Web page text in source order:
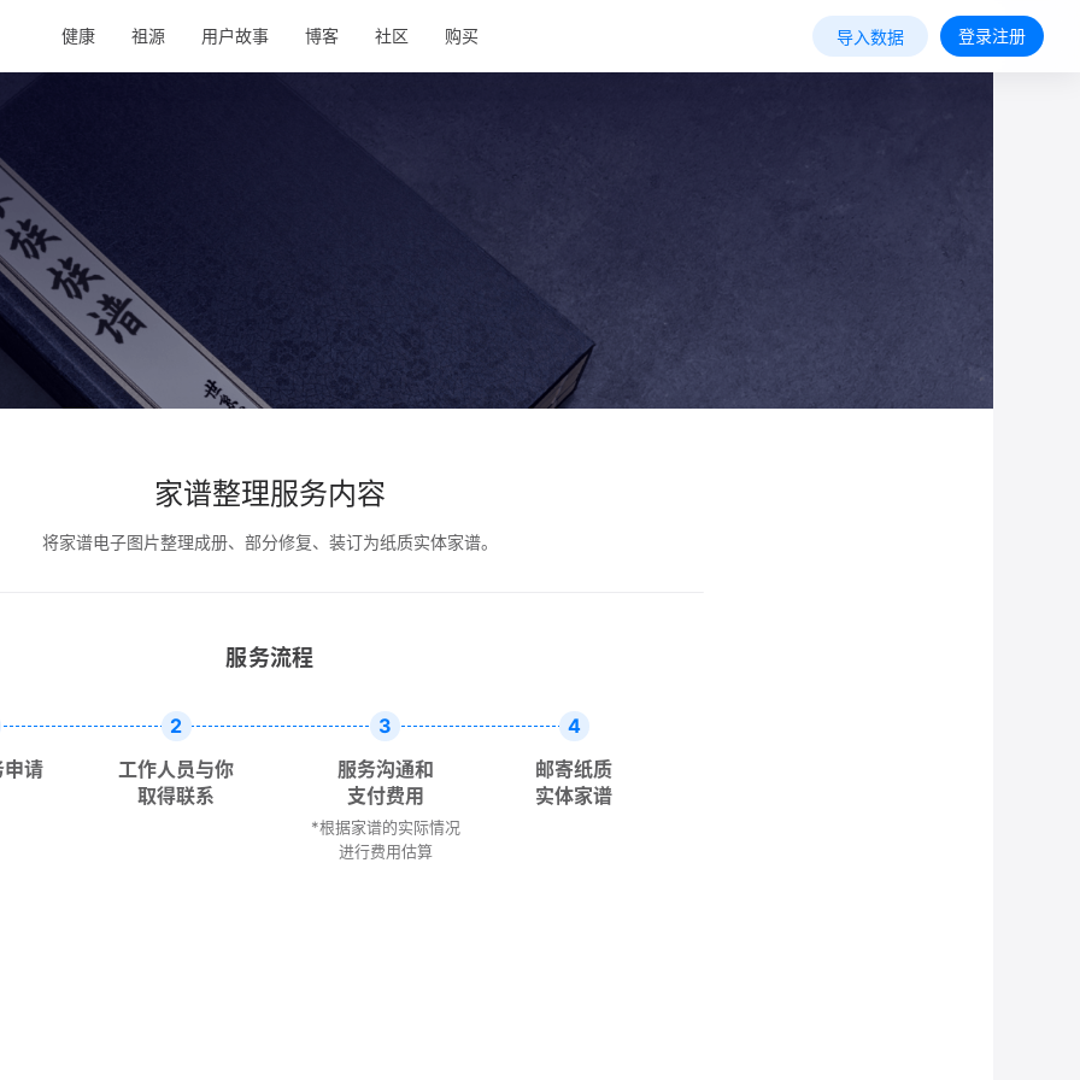
健康 祖源 用户故事 博客 社区 购买 导入数据 登录注册
家谱整理服务内容
将家谱电子图片整理成册、部分修复、装订为纸质实体家谱。
服务流程
申请
2
工作人员与你
取得联系
3
服务沟通和
支付费用
*根据家谱的实际情况
进行费用估算
4
邮寄纸质
实体家谱